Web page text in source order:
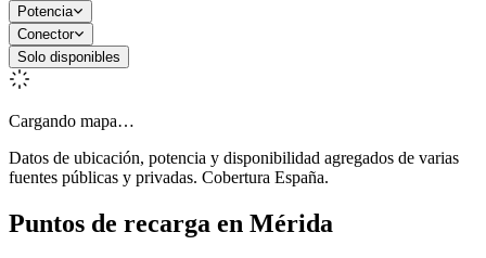
Potencia
Conector
Solo disponibles
Cargando mapa…
Datos de ubicación, potencia y disponibilidad agregados de varias
fuentes públicas y privadas. Cobertura España.
Puntos de recarga en Mérida